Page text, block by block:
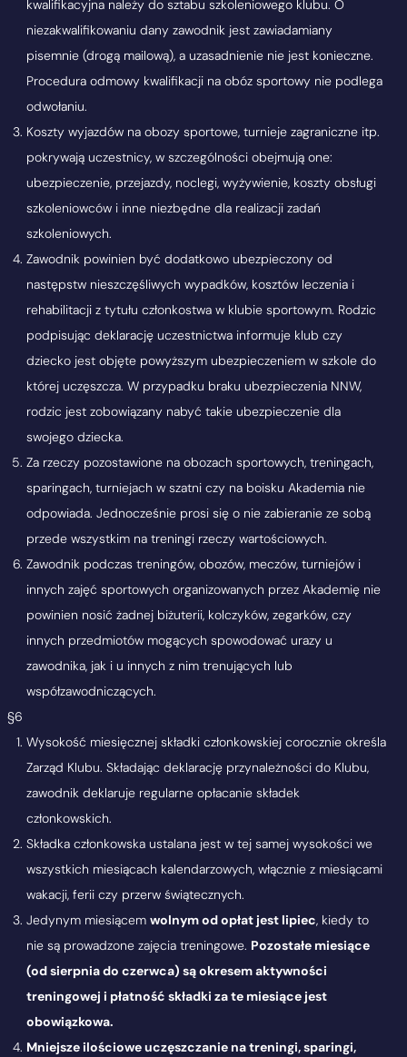
kwalifikacyjna należy do sztabu szkoleniowego klubu. O
niezakwalifikowaniu dany zawodnik jest zawiadamiany
pisemnie (drogą mailową), a uzasadnienie nie jest konieczne.
Procedura odmowy kwalifikacji na obóz sportowy nie podlega
odwołaniu.
Koszty wyjazdów na obozy sportowe, turnieje zagraniczne itp.
pokrywają uczestnicy, w szczególności obejmują one:
ubezpieczenie, przejazdy, noclegi, wyżywienie, koszty obsługi
szkoleniowców i inne niezbędne dla realizacji zadań
szkoleniowych.
Zawodnik powinien być dodatkowo ubezpieczony od
następstw nieszczęśliwych wypadków, kosztów leczenia i
rehabilitacji z tytułu członkostwa w klubie sportowym. Rodzic
podpisując deklarację uczestnictwa informuje klub czy
dziecko jest objęte powyższym ubezpieczeniem w szkole do
której uczęszcza. W przypadku braku ubezpieczenia NNW,
rodzic jest zobowiązany nabyć takie ubezpieczenie dla
swojego dziecka.
Za rzeczy pozostawione na obozach sportowych, treningach,
sparingach, turniejach w szatni czy na boisku Akademia nie
odpowiada. Jednocześnie prosi się o nie zabieranie ze sobą
przede wszystkim na treningi rzeczy wartościowych.
Zawodnik podczas treningów, obozów, meczów, turniejów i
innych zajęć sportowych organizowanych przez Akademię nie
powinien nosić żadnej biżuterii, kolczyków, zegarków, czy
innych przedmiotów mogących spowodować urazy u
zawodnika, jak i u innych z nim trenujących lub
współzawodniczących.
§6
Wysokość miesięcznej składki członkowskiej corocznie określa
Zarząd Klubu. Składając deklarację przynależności do Klubu,
zawodnik deklaruje regularne opłacanie składek
członkowskich.
Składka członkowska ustalana jest w tej samej wysokości we
wszystkich miesiącach kalendarzowych, włącznie z miesiącami
wakacji, ferii czy przerw świątecznych.
Jedynym miesiącem wolnym od opłat jest lipiec, kiedy to
nie są prowadzone zajęcia treningowe. Pozostałe miesiące
(od sierpnia do czerwca) są okresem aktywności
treningowej i płatność składki za te miesiące jest
obowiązkowa.
Mniejsze ilościowe uczęszczanie na treningi, sparingi,